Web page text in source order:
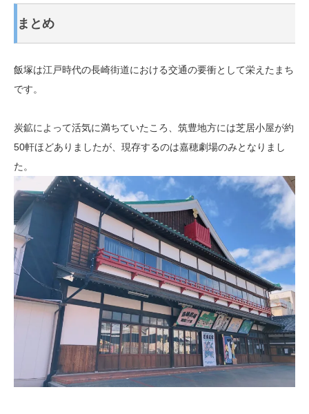
まとめ
飯塚は江戸時代の長崎街道における交通の要衝として栄えたまち
です。
炭鉱によって活気に満ちていたころ、筑豊地方には芝居小屋が約
50軒ほどありましたが、現存するのは嘉穂劇場のみとなりまし
た。